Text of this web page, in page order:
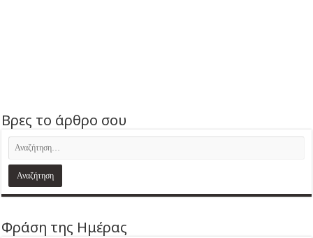
Βρες το άρθρο σου
Φράση της Ημέρας